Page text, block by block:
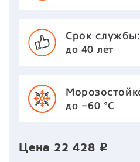
Срок службы:
до 40 лет
до −60 °С
Цена 22 428 p